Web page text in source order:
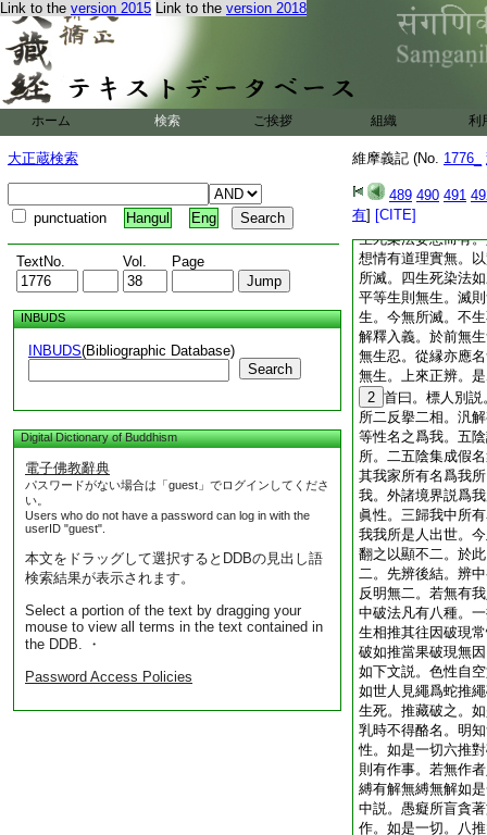
Link to the version 2015 Link to the version 2018
ホーム 検索 ご挨拶 組織 利
大正蔵検索
punctuation Hangul Eng
TextNo. Vol. Page
INBUDS
INBUDS(Bibliographic Database)
Search
Digital Dictionary of Buddhism
電子佛教辭典
パスワードがない場合は「guest」でログインしてくださ
い。
Users who do not have a password can log in with the
userID "guest".
本文をドラッグして選択するとDDBの見出し語
検索結果が表示されます。
Select a portion of the text by dragging your
mouse to view all terms in the text contained in
the DDB. ・
Password Access Policies
維摩義記 (No. 1776_
489 490 491
有] [CITE]
速説之。染
惑。隱覆亦名爲滅
起名生。又復本隱
名生染息稱滅。汎
名爲二。下翻此二
雙遣爲不二矣。先
生今則不滅。解不
四。一生死染法虚
生滅無所滅。二生
相則無相。以無相
生死染法妄想而有
想情有道理實無。
所滅。四生死染法
平等生則無生。滅
生。今無所滅。不
解釋入義。於前無
無生忍。從縁亦應
無生。上來正辨。
2 首曰。標人別
所二反擧二相。汎
等性名之爲我。五
所。二五陰集成假
其我家所有名爲我
我。外諸境界説爲
眞性。三歸我中所
我我所是人出世。
翻之以顯不二。於
二。先辨後結。辨
反明無二。若無有
中破法凡有八種。
生相推其往因破現
破如推當果破現無
如下文説。色性自
如世人見繩爲蛇推
生死。推藏破之。
乳時不得酪名。明
性。如是一切六推
則有作事。若無作
縛有解無縛無解如
中説。愚癡所盲貪
作。如是一切。八